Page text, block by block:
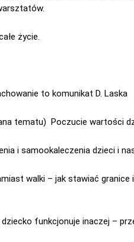
życie.
to komunikat D. Laska
tematu) Poczucie wartości
i samookaleczenia dzieci i
walki – jak stawiać
funkcjonuje inaczej –